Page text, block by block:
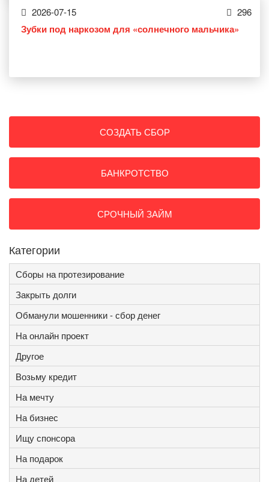
2026-07-15 296
Зубки под наркозом для «солнечного мальчика»
СОЗДАТЬ СБОР
БАНКРОТСТВО
СРОЧНЫЙ ЗАЙМ
Категории
Сборы на протезирование
Закрыть долги
Обманули мошенники - сбор денег
На онлайн проект
Другое
Возьму кредит
На мечту
На бизнес
Ищу спонсора
На подарок
На детей